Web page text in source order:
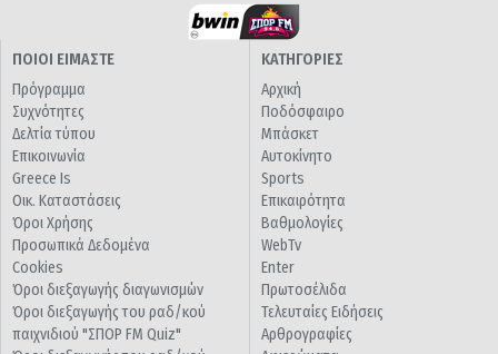
ΠΟΙΟΙ ΕΙΜΑΣΤΕ
Πρόγραμμα
Συχνότητες
Δελτία τύπου
Επικοινωνία
Greece Is
Οικ. Καταστάσεις
Όροι Χρήσης
Προσωπικά Δεδομένα
Cookies
Όροι διεξαγωγής διαγωνισμών
Όροι διεξαγωγής του ραδ/κού
παιχνιδιού "ΣΠΟΡ FM Quiz"
ΚΑΤΗΓΟΡΙΕΣ
Αρχική
Ποδόσφαιρο
Μπάσκετ
Αυτοκίνητο
Sports
Επικαιρότητα
Βαθμολογίες
WebTv
Enter
Πρωτοσέλιδα
Τελευταίες Ειδήσεις
Αρθρογραφίες